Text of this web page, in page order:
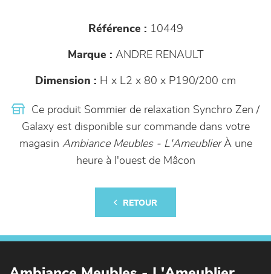
Référence : 10449
Marque : ANDRE RENAULT
Dimension : H x L2 x 80 x P190/200 cm
Ce produit Sommier de relaxation Synchro Zen /
Galaxy est disponible sur commande dans votre
magasin Ambiance Meubles - L'AmeublierÀ une
heure à l'ouest de Mâcon
RETOUR